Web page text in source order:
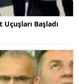
Başladı